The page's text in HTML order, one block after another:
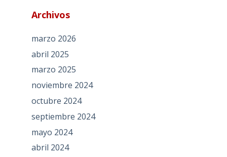
Archivos
marzo 2026
abril 2025
marzo 2025
noviembre 2024
octubre 2024
septiembre 2024
mayo 2024
abril 2024